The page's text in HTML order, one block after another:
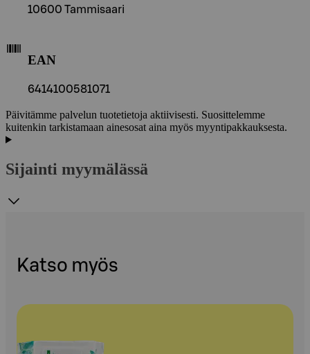
10600 Tammisaari
EAN
6414100581071
Päivitämme palvelun tuotetietoja aktiivisesti. Suosittelemme
kuitenkin tarkistamaan ainesosat aina myös myyntipakkauksesta.
Sijainti myymälässä
Katso myös